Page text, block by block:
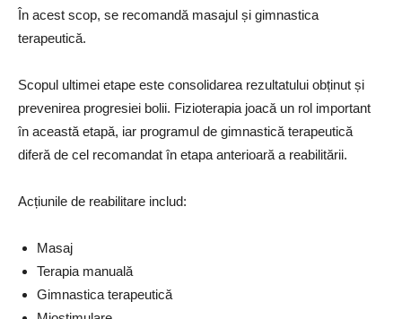
În acest scop, se recomandă masajul și gimnastica
terapeutică.
Scopul ultimei etape este consolidarea rezultatului obținut și
prevenirea progresiei bolii. Fizioterapia joacă un rol important
în această etapă, iar programul de gimnastică terapeutică
diferă de cel recomandat în etapa anterioară a reabilitării.
Acțiunile de reabilitare includ:
Masaj
Terapia manuală
Gimnastica terapeutică